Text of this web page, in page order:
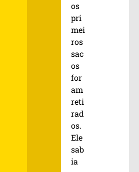
os
pri
mei
ros
sac
os
for
am
reti
rad
os.
Ele
sab
ia